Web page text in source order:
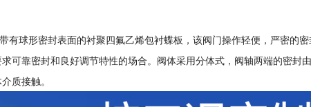
有球形密封表面的衬聚四氟乙烯包衬蝶板，该阀门操作轻便，严密的
可靠密封和良好调节特性的场合。阀体采用分体式，阀轴两端的密封
质接触。